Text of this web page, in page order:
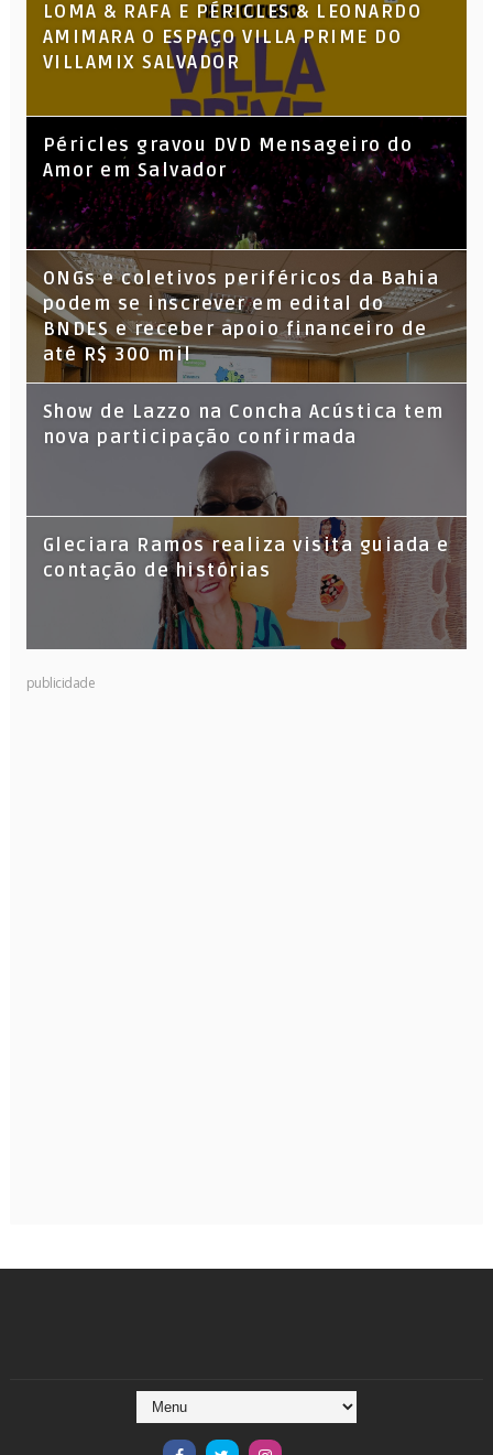
LOMA & RAFA E PÉRICLES & LEONARDO
AMIMARA O ESPAÇO VILLA PRIME DO
VILLAMIX SALVADOR
Péricles gravou DVD Mensageiro do
Amor em Salvador
ONGs e coletivos periféricos da Bahia
podem se inscrever em edital do
BNDES e receber apoio financeiro de
até R$ 300 mil
Show de Lazzo na Concha Acústica tem
nova participação confirmada
Gleciara Ramos realiza visita guiada e
contação de histórias
publicidade